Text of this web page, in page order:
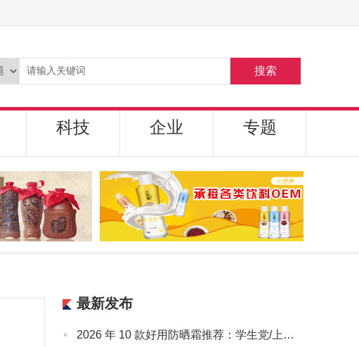
搜索
科技 企业 专题
最新发布
· 2026 年 10 款好用防晒霜推荐：学生党/上班族/熟龄肌各价位适配清单